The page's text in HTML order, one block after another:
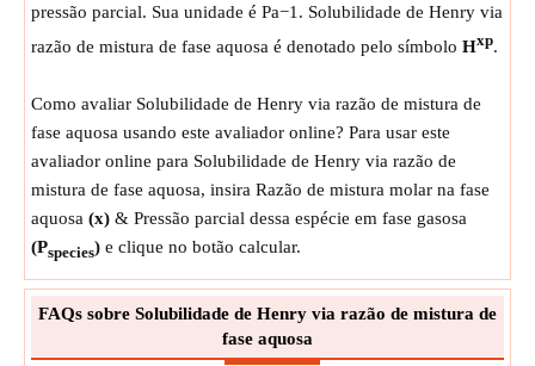
pressão parcial. Sua unidade é Pa−1. Solubilidade de Henry via
razão de mistura de fase aquosa é denotado pelo símbolo Hxp.
Como avaliar Solubilidade de Henry via razão de mistura de
fase aquosa usando este avaliador online? Para usar este
avaliador online para Solubilidade de Henry via razão de
mistura de fase aquosa, insira Razão de mistura molar na fase
aquosa (x) & Pressão parcial dessa espécie em fase gasosa
(Pspecies) e clique no botão calcular.
FAQs sobre Solubilidade de Henry via razão de mistura de
fase aquosa